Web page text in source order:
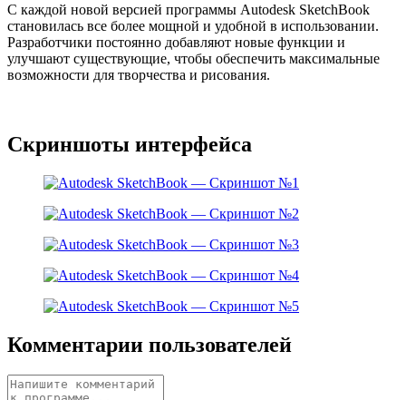
С каждой новой версией программы Autodesk SketchBook
становилась все более мощной и удобной в использовании.
Разработчики постоянно добавляют новые функции и
улучшают существующие, чтобы обеспечить максимальные
возможности для творчества и рисования.
Скриншоты интерфейса
Комментарии пользователей